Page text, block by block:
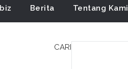
Berita Tentang Kami
CARI